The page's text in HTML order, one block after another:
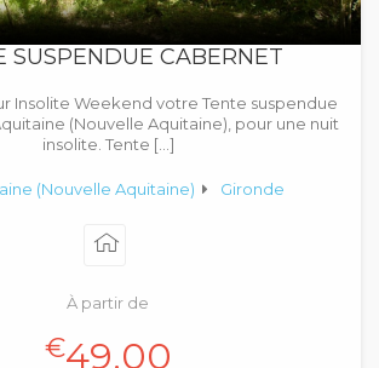
SUSPENDUE CABERNET
Insolite Weekend votre Tente suspendue
(Nouvelle Aquitaine), pour une nuit
insolite. Tente […]
(Nouvelle Aquitaine) Gironde
À partir de
€49.00